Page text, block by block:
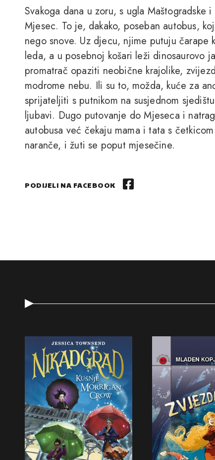
Svakoga dana u zoru, s ugla
Mjesec. To je, dakako, poseban autobus,
nego snove. Uz djecu, njime putuju
leda, a u posebnoj košari leži dinosaurovo
promatrač opaziti neobične krajolike,
modrome nebu. Ili su to, možda, kuće za
sprijateljiti s putnikom na susjednom
ljubavi. Dugo putovanje do Mjeseca i
autobusa već čekaju mama i tata s
naranče, i žuti se poput mjesečine.
PODIJELI NA FACEBOOK